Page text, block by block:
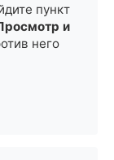
пункт
и
него